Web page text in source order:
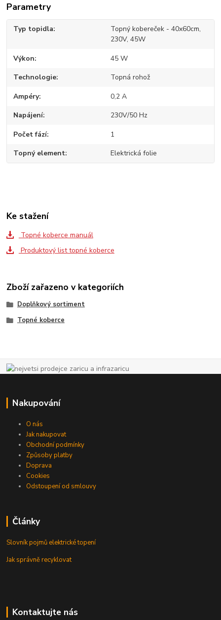
Parametry
Typ topidla
Topný kobereček - 40x60cm,
230V, 45W
Výkon 45 W
Technologie Topná rohož
Ampéry 0,2 A
Napájení 230V/50 Hz
Počet fází 1
Topný element Elektrická folie
Ke stažení
Topné koberce manuál
Produktový list topné koberce
Zboží zařazeno v kategoriích
Doplňkový sortiment
Topné koberce
Nakupování
O nás
Jak nakupovat
Obchodní podmínky
Způsoby platby
Doprava
Cookies
Odstoupení od smlouvy
Články
Slovník pojmů elektrické topení
Jak správně recyklovat
Kontaktujte nás